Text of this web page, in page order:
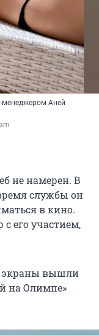
менеджером Аней
не намерен. В
службы он
в кино.
его участием,
экраны вышли
на Олимпе»